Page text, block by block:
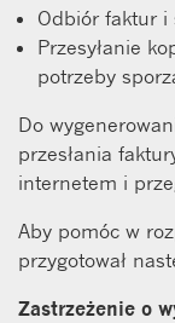
Odbiór faktur i
Przesyłanie
potrzeby
Do
przesłania
internetem i
Aby pomóc w
przygotował
Zastrzeżenie o